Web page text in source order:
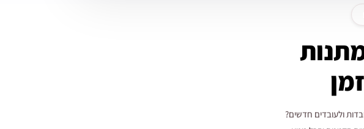
ולעובדים חדשים?